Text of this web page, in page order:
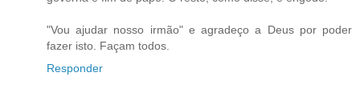
"Vou ajudar nosso irmão" e agradeço a Deus por poder
fazer isto. Façam todos.
Responder